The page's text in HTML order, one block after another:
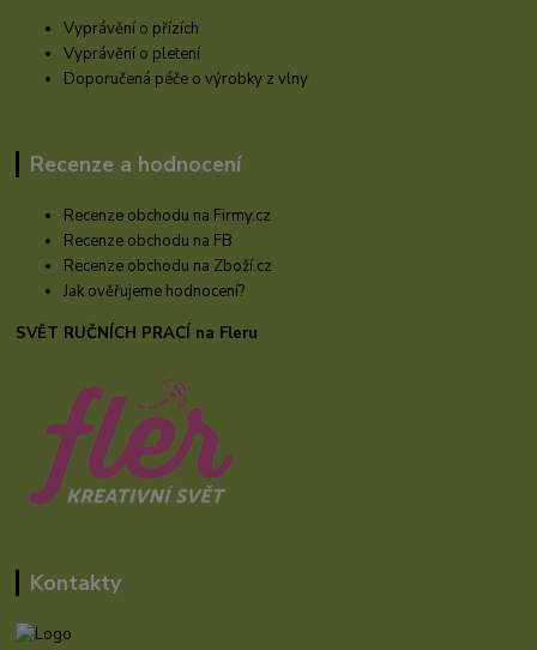
Vyprávění o přízích
Vyprávění o pletení
Doporučená péče o výrobky z vlny
Recenze a hodnocení
Recenze obchodu na Firmy.cz
Recenze obchodu na FB
Recenze obchodu na Zboží.cz
Jak ověřujeme hodnocení?
SVĚT RUČNÍCH PRACÍ na Fleru
Kontakty